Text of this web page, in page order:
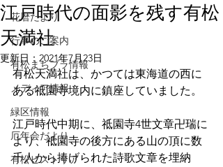
花暦たより
行事のご案内
有松まちブラ情報
メディア情報
緑区情報
厄年会だより
有松ヒストリア
江戸時代の面影を残す有松
天満社
更新日： 2021年7月23日
有松天満社は、かつては東海道の西に
ある祗園寺境内に鎮座していました。
江戸時代中期に、祗園寺4世文章卍瑞に
より、祗園寺の後方にある山の頂に数
千人から捧げられた詩歌文章を埋納